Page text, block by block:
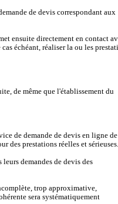
de devis correspondant aux
ensuite directement en contact
échéant, réaliser la ou les
de même que l'établissement du
de demande de devis en ligne de
des prestations réelles et sérieuses.
demandes de devis des
trop approximative,
sera systématiquement